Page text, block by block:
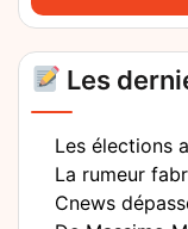
Les
Les élections
La rumeur
Cnews